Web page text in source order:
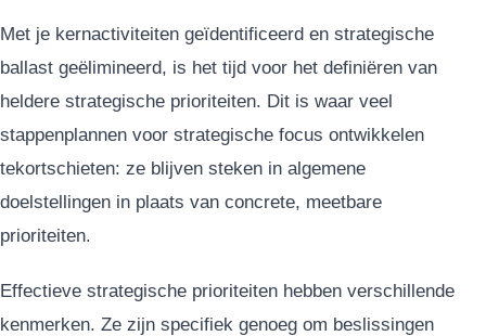
Met je kernactiviteiten geïdentificeerd en strategische
ballast geëlimineerd, is het tijd voor het definiëren van
heldere strategische prioriteiten. Dit is waar veel
stappenplannen voor strategische focus ontwikkelen
tekortschieten: ze blijven steken in algemene
doelstellingen in plaats van concrete, meetbare
prioriteiten.
Effectieve strategische prioriteiten hebben verschillende
kenmerken. Ze zijn specifiek genoeg om beslissingen